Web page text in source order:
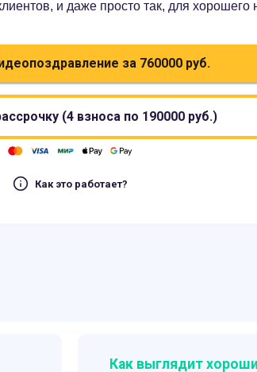
и даже просто так, для хорошего
за 760000 руб.
(4 взноса по 190000руб.)
Как это работает?
Как выглядит